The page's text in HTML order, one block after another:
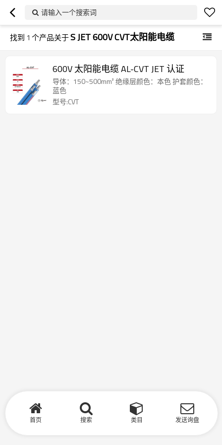
请输入一个搜索词
找到 1 个产品关于S JET 600V CVT太阳能电缆
600V 太阳能电缆 AL-CVT JET 认证
导体：150~500mm² 绝缘层颜色：本色 护套颜色：
蓝色
型号:CVT
首页 搜索 类目 发送询盘